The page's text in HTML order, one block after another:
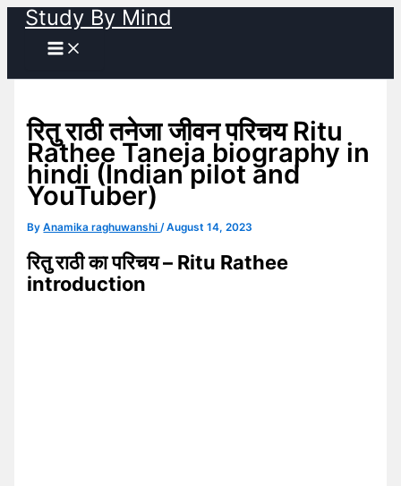
Skip
content
Study By Mind
रितु राठी तनेजा जीवन परिचय Ritu
Rathee Taneja biography in
hindi (Indian pilot and
YouTuber)
ByAnamika raghuwanshi/August 14, 2023
रितु राठी का परिचय – Ritu Rathee
introduction